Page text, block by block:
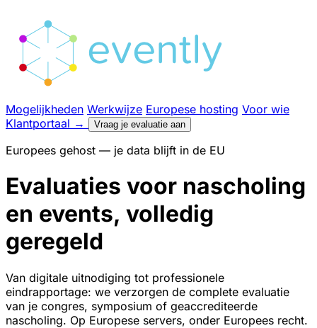
Mogelijkheden Werkwijze Europese hosting Voor wie
Klantportaal → Vraag je evaluatie aan
Europees gehost — je data blijft in de EU
Evaluaties voor nascholing
en events, volledig
geregeld
Van digitale uitnodiging tot professionele
eindrapportage: we verzorgen de complete evaluatie
van je congres, symposium of geaccrediteerde
nascholing. Op Europese servers, onder Europees recht.